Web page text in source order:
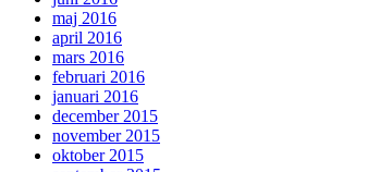
maj 2016
april 2016
mars 2016
februari 2016
januari 2016
december 2015
november 2015
oktober 2015